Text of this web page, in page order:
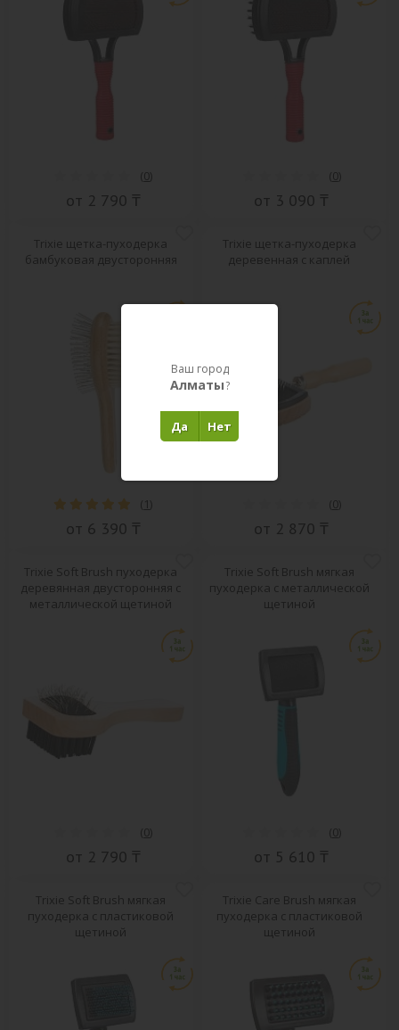
(0)
от 2 790 ₸
(0)
от 3 090 ₸
Trixie щетка-пуходерка
бамбуковая двусторонняя
( 1)
от 6 390 ₸
Trixie щетка-пуходерка
деревенная с каплей
(0)
от 2 870 ₸
Trixie Soft Brush пуходерка
деревянная двусторонняя с
металлической щетиной
(0)
от 2 790 ₸
Trixie Soft Brush мягкая
пуходерка с металлической
щетиной
(0)
от 5 610 ₸
Trixie Soft Brush мягкая
пуходерка с пластиковой
щетиной
Trixie Care Brush мягкая
пуходерка с пластиковой
щетиной
Ваш город
Алматы?
Нет
Да